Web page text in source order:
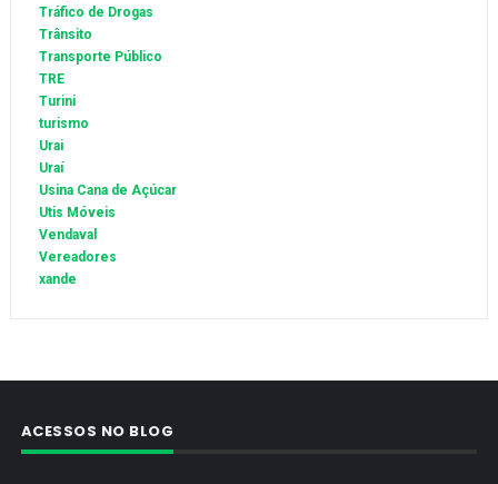
Tráfico de Drogas
Trânsito
Transporte Público
TRE
Turini
turismo
Urai
Uraí
Usina Cana de Açúcar
Utis Móveis
Vendaval
Vereadores
xande
ACESSOS NO BLOG